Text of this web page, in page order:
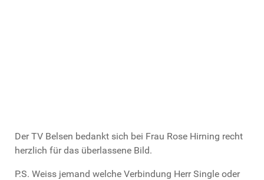
Der TV Belsen bedankt sich bei Frau Rose Hirning recht
herzlich für das überlassene Bild.
P.S. Weiss jemand welche Verbindung Herr Single oder